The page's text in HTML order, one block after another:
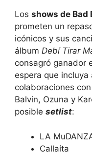
Los shows de Bad
prometen un
icónicos y sus
álbum Debí Tirar
consagró ganador
espera que incluya
colaboraciones
Balvin, Ozuna y
posible setlist:
LA
Callaíta